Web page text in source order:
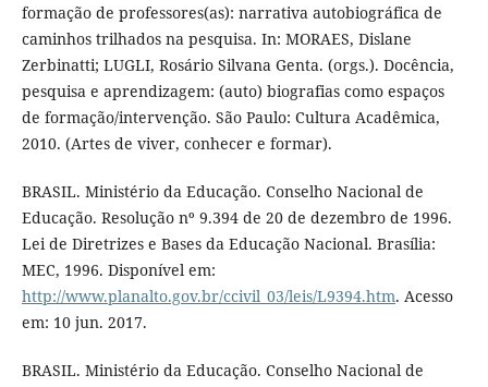
formação de professores(as): narrativa autobiográfica de
caminhos trilhados na pesquisa. In: MORAES, Dislane
Zerbinatti; LUGLI, Rosário Silvana Genta. (orgs.). Docência,
pesquisa e aprendizagem: (auto) biografias como espaços
de formação/intervenção. São Paulo: Cultura Acadêmica,
2010. (Artes de viver, conhecer e formar).
BRASIL. Ministério da Educação. Conselho Nacional de
Educação. Resolução nº 9.394 de 20 de dezembro de 1996.
Lei de Diretrizes e Bases da Educação Nacional. Brasília:
MEC, 1996. Disponível em:
http://www.planalto.gov.br/ccivil_03/leis/L9394.htm. Acesso
em: 10 jun. 2017.
BRASIL. Ministério da Educação. Conselho Nacional de